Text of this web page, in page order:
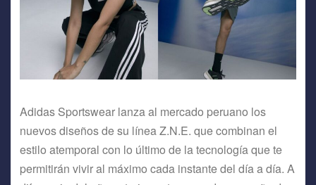
Adidas Sportswear lanza al mercado peruano los
nuevos diseños de su línea Z.N.E. que combinan el
estilo atemporal con lo último de la tecnología que te
permitirán vivir al máximo cada instante del día a día. A